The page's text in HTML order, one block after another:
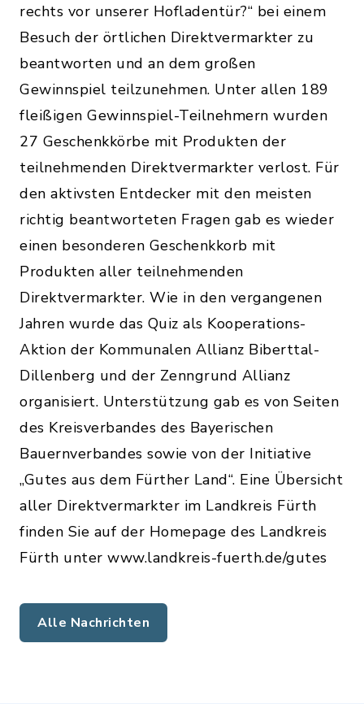
rechts vor unserer Hofladentür?“ bei einem
Besuch der örtlichen Direktvermarkter zu
beantworten und an dem großen
Gewinnspiel teilzunehmen. Unter allen 189
fleißigen Gewinnspiel-Teilnehmern wurden
27 Geschenkkörbe mit Produkten der
teilnehmenden Direktvermarkter verlost. Für
den aktivsten Entdecker mit den meisten
richtig beantworteten Fragen gab es wieder
einen besonderen Geschenkkorb mit
Produkten aller teilnehmenden
Direktvermarkter. Wie in den vergangenen
Jahren wurde das Quiz als Kooperations-
Aktion der Kommunalen Allianz Biberttal-
Dillenberg und der Zenngrund Allianz
organisiert. Unterstützung gab es von Seiten
des Kreisverbandes des Bayerischen
Bauernverbandes sowie von der Initiative
„Gutes aus dem Fürther Land“. Eine Übersicht
aller Direktvermarkter im Landkreis Fürth
finden Sie auf der Homepage des Landkreis
Fürth unter www.landkreis-fuerth.de/gutes
Alle Nachrichten